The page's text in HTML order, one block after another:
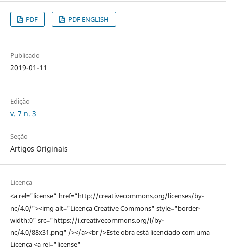
PDF PDF ENGLISH
Publicado
2019-01-11
Edição
v. 7 n. 3
Seção
Artigos Originais
Licença
<a rel="license" href="http://creativecommons.org/licenses/by-
nc/4.0/"><img alt="Licença Creative Commons" style="border-
width:0" src="https://i.creativecommons.org/l/by-
nc/4.0/88x31.png" /></a><br />Este obra está licenciado com uma
Licença <a rel="license"